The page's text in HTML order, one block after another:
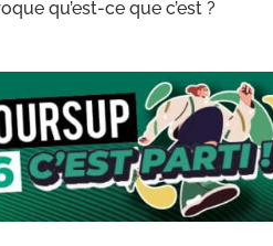
qu’est-ce que c’est ?